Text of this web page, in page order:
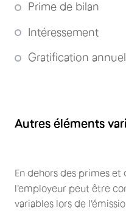
Prime de bilan
Intéressement
Gratification
Autres éléments
En dehors des primes et
l'employeur peut être
variables lors de